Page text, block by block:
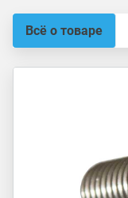
Всё о товаре